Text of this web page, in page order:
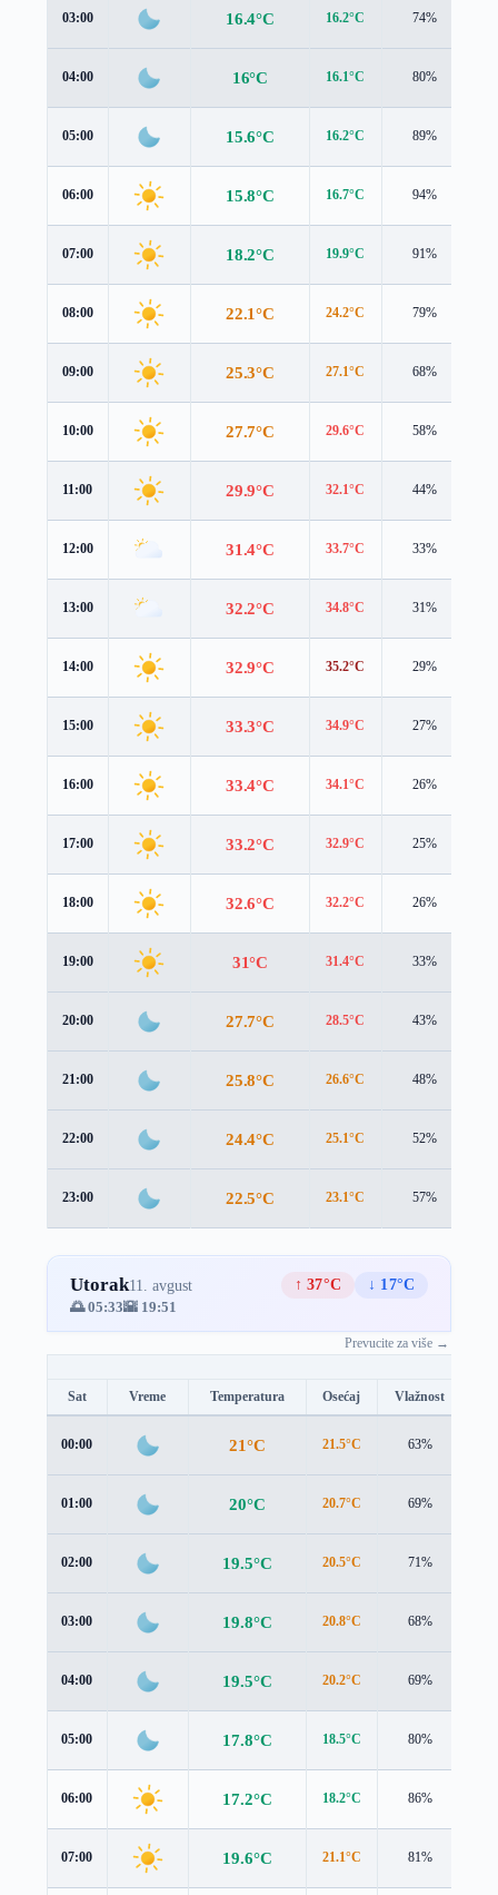
03:00 16.4°C 16.2°C 74%
04:00 16°C 16.1°C 80%
05:00 15.6°C 16.2°C 89%
06:00 15.8°C 16.7°C 94%
07:00 18.2°C 19.9°C 91%
08:00 22.1°C 24.2°C 79%
09:00 25.3°C 27.1°C 68%
10:00 27.7°C 29.6°C 58%
11:00 29.9°C 32.1°C 44%
12:00 31.4°C 33.7°C 33%
13:00 32.2°C 34.8°C 31%
14:00 32.9°C 35.2°C 29%
15:00 33.3°C 34.9°C 27%
16:00 33.4°C 34.1°C 26%
17:00 33.2°C 32.9°C 25%
18:00 32.6°C 32.2°C 26%
19:00 31°C 31.4°C 33%
20:00 27.7°C 28.5°C 43%
21:00 25.8°C 26.6°C 48%
22:00 24.4°C 25.1°C 52%
23:00 22.5°C 23.1°C 57%
Utorak11. avgust ↑ 37°C
↓ 17°C
🌅 05:33🌇 19:51
Prevucite za više →
Sat Vreme Temperatura Osećaj Vlažnost
00:00 21°C 21.5°C 63%
01:00 20°C 20.7°C 69%
02:00 19.5°C 20.5°C 71%
03:00 19.8°C 20.8°C 68%
04:00 19.5°C 20.2°C 69%
05:00 17.8°C 18.5°C 80%
06:00 17.2°C 18.2°C 86%
07:00 19.6°C 21.1°C 81%